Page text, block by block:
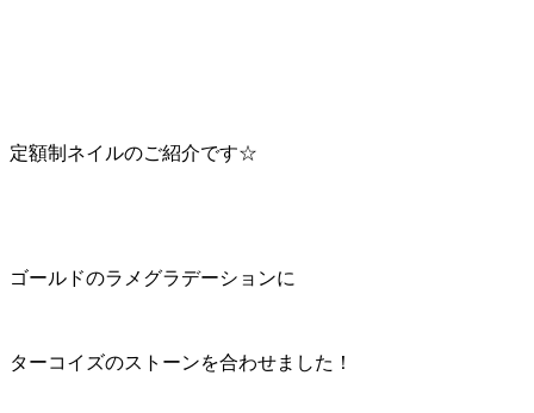
定額制ネイルのご紹介です☆
ゴールドのラメグラデーションに
ターコイズのストーンを合わせました！